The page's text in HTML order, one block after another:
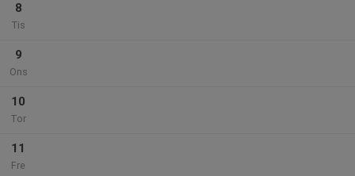
8
Tis
9
Ons
10
Tor
11
Fre